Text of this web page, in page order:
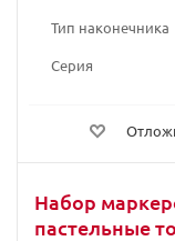
Тип наконечника
Серия
Набор
пастельные